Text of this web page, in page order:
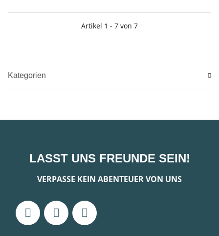
Artikel 1 - 7 von 7
Kategorien
LASST UNS FREUNDE SEIN!
VERPASSE KEIN ABENTEUER VON UNS